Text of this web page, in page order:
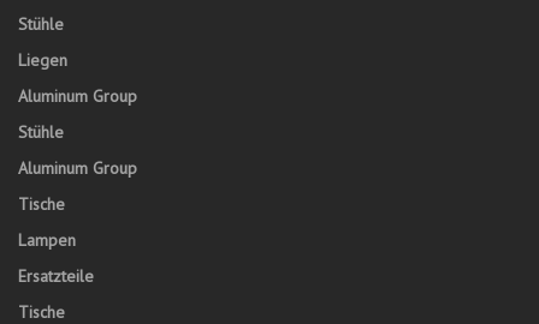
Stühle
Liegen
Aluminum Group
Stühle
Aluminum Group
Tische
Lampen
Ersatzteile
Tische